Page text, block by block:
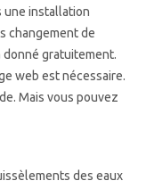
une installation
changement de
donné gratuitement.
web est nécessaire.
Mais vous pouvez
des eaux